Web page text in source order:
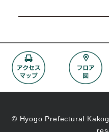
© Hyogo Prefectural